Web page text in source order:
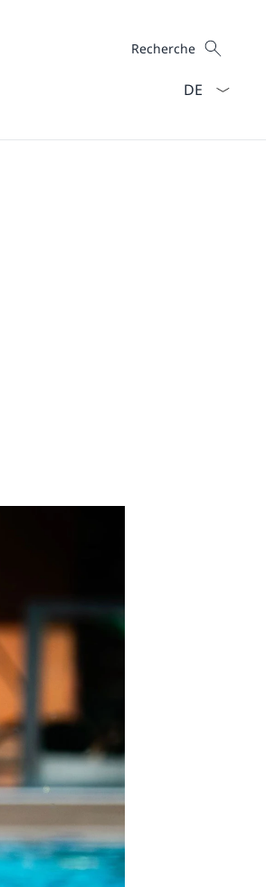
Recherche
Recherche